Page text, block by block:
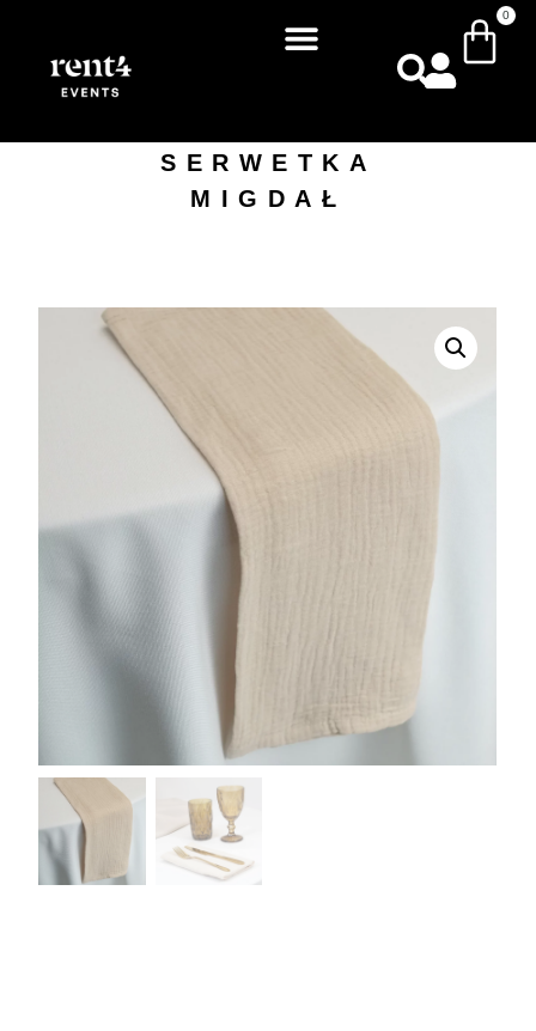
0
SERWETKA
MIGDAŁ